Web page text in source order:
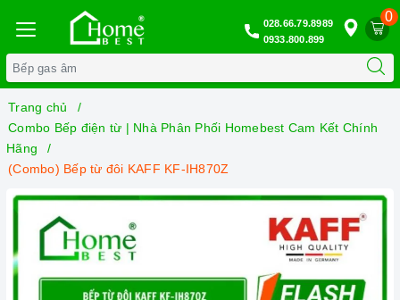
0
028.66.79.8989
0933.800.899
Trang chủ
Combo Bếp điện từ | Nhà Phân Phối Homebest Cam Kết Chính
Hãng
(Combo) Bếp từ đôi KAFF KF-IH870Z